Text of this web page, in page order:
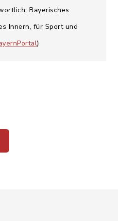
Bayerisches
Innern, für Sport und
)